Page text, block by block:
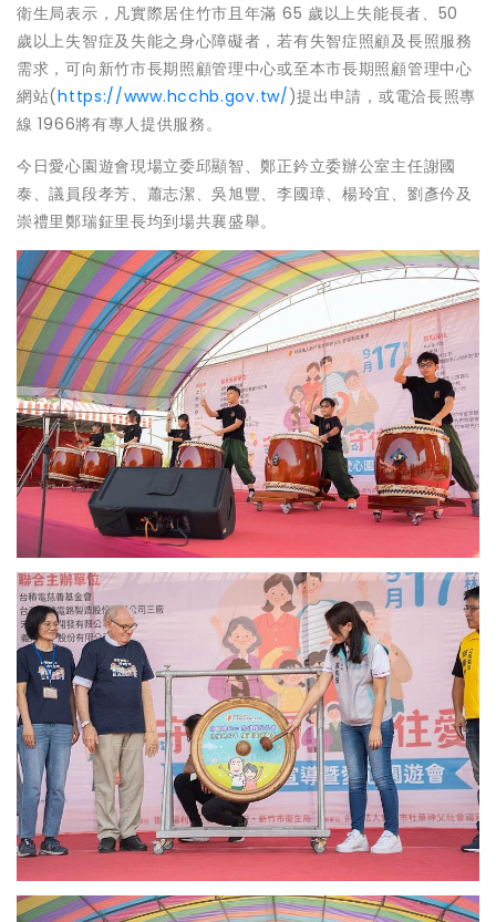
衛生局表示，凡實際居住竹市且年滿 65 歲以上失能長者、50
歲以上失智症及失能之身心障礙者，若有失智症照顧及長照服務
需求，可向新竹市長期照顧管理中心或至本市長期照顧管理中心
網站(https://www.hcchb.gov.tw/)提出申請，或電洽長照專
線 1966將有專人提供服務。
今日愛心園遊會現場立委邱顯智、鄭正鈐立委辦公室主任謝國
泰、議員段孝芳、蕭志潔、吳旭豐、李國璋、楊玲宜、劉彥仱及
崇禮里鄭瑞鉦里長均到場共襄盛舉。